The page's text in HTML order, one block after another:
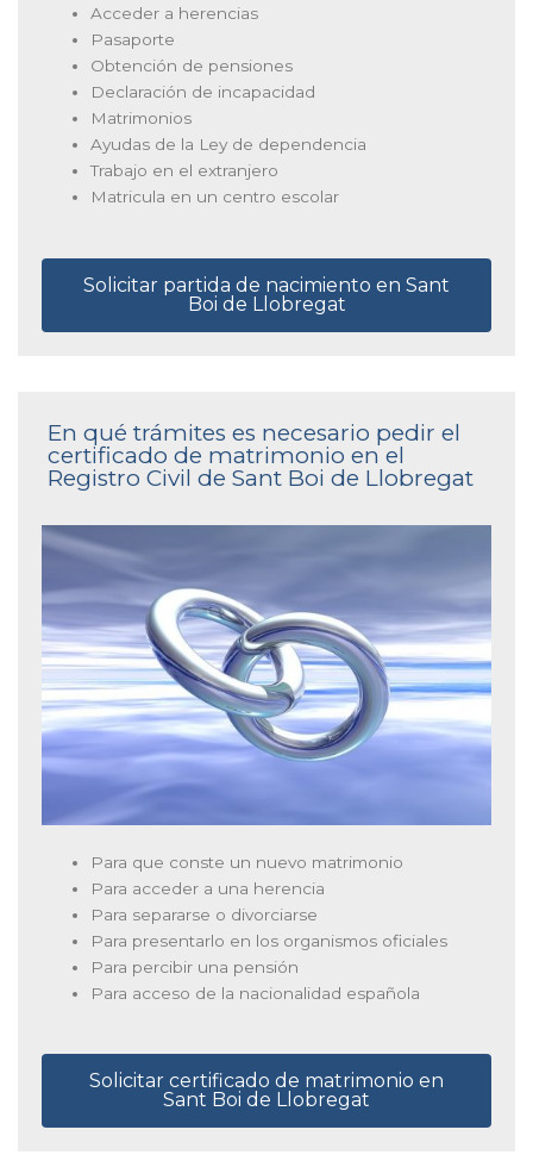
Acceder a herencias
Pasaporte
Obtención de pensiones
Declaración de incapacidad
Matrimonios
Ayudas de la Ley de dependencia
Trabajo en el extranjero
Matricula en un centro escolar
Solicitar partida de nacimiento en Sant
Boi de Llobregat
En qué trámites es necesario pedir el
certificado de matrimonio en el
Registro Civil de Sant Boi de Llobregat
Para que conste un nuevo matrimonio
Para acceder a una herencia
Para separarse o divorciarse
Para presentarlo en los organismos oficiales
Para percibir una pensión
Para acceso de la nacionalidad española
Solicitar certificado de matrimonio en
Sant Boi de Llobregat